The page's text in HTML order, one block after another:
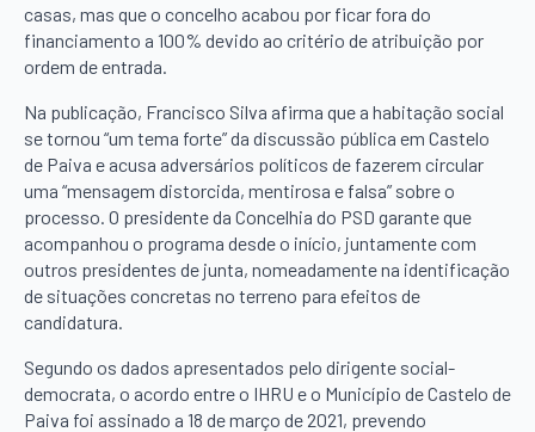
casas, mas que o concelho acabou por ficar fora do
financiamento a 100% devido ao critério de atribuição por
ordem de entrada.
Na publicação, Francisco Silva afirma que a habitação social
se tornou “um tema forte” da discussão pública em Castelo
de Paiva e acusa adversários políticos de fazerem circular
uma “mensagem distorcida, mentirosa e falsa” sobre o
processo. O presidente da Concelhia do PSD garante que
acompanhou o programa desde o início, juntamente com
outros presidentes de junta, nomeadamente na identificação
de situações concretas no terreno para efeitos de
candidatura.
Segundo os dados apresentados pelo dirigente social-
democrata, o acordo entre o IHRU e o Município de Castelo de
Paiva foi assinado a 18 de março de 2021, prevendo